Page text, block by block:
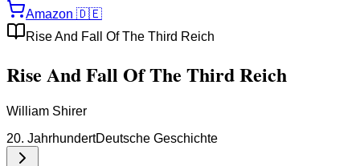
Amazon 🇩🇪
Rise And Fall Of The Third Reich
Rise And Fall Of The Third Reich
William Shirer
20. JahrhundertDeutsche Geschichte